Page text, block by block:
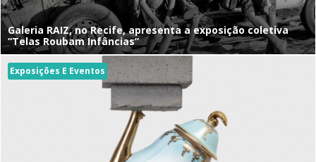
Galeria RAIZ, no Recife, apresenta a exposição coletiva
“Telas Roubam Infâncias”
Exposições E Eventos